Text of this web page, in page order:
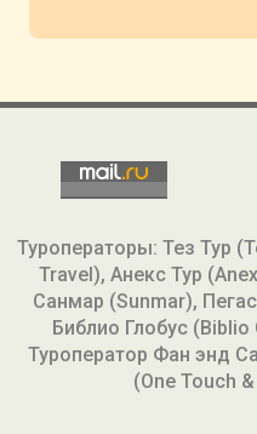
Туроператоры: Тез Тур
Travel), Анекс Тур
Санмар (Sunmar),
Библио Глобус
Туроператор Фан энд
(One Touch